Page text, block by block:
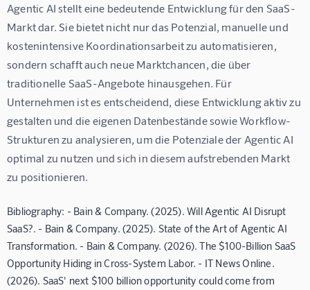
Agentic AI stellt eine bedeutende Entwicklung für den SaaS-
Markt dar. Sie bietet nicht nur das Potenzial, manuelle und
kostenintensive Koordinationsarbeit zu automatisieren,
sondern schafft auch neue Marktchancen, die über
traditionelle SaaS-Angebote hinausgehen. Für
Unternehmen ist es entscheidend, diese Entwicklung aktiv zu
gestalten und die eigenen Datenbestände sowie Workflow-
Strukturen zu analysieren, um die Potenziale der Agentic AI
optimal zu nutzen und sich in diesem aufstrebenden Markt
zu positionieren.
Bibliography: - Bain & Company. (2025). Will Agentic AI Disrupt
SaaS?. - Bain & Company. (2025). State of the Art of Agentic AI
Transformation. - Bain & Company. (2026). The $100-Billion SaaS
Opportunity Hiding in Cross-System Labor. - IT News Online.
(2026). SaaS' next $100 billion opportunity could come from